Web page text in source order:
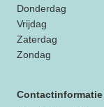
Donderdag
Vrijdag
Zaterdag
Zondag
Contactinformatie